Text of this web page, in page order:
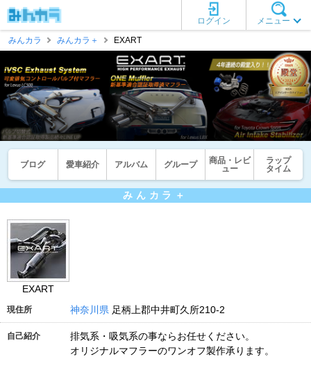
メニュー
ログイン
みんカラ
みんカラ＋ EXART
ブログ 愛車紹介 アルバム グループ
商品・レビ
ュー
ラップ
タイム
みんカラ＋
EXART
現住所 神奈川県 足柄上郡中井町久所210-2
自己紹介
排気系・吸気系の事ならお任せください。
オリジナルマフラーのワンオフ製作承ります。